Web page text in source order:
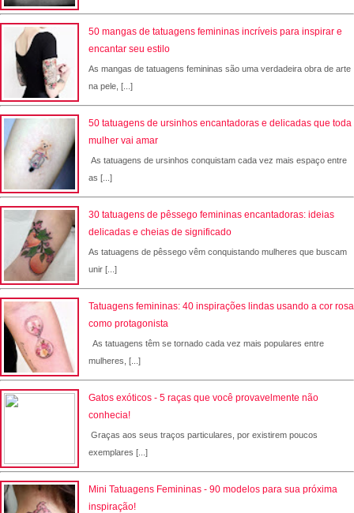
50 mangas de tatuagens femininas incríveis para inspirar e
encantar seu estilo
As mangas de tatuagens femininas são uma verdadeira obra de arte
na pele, [...]
50 tatuagens de ursinhos encantadoras e delicadas que toda
mulher vai amar
As tatuagens de ursinhos conquistam cada vez mais espaço entre
as [...]
30 tatuagens de pêssego femininas encantadoras: ideias
delicadas e cheias de significado
As tatuagens de pêssego vêm conquistando mulheres que buscam
unir [...]
Tatuagens femininas: 40 inspirações lindas usando a cor rosa
como protagonista
As tatuagens têm se tornado cada vez mais populares entre
mulheres, [...]
Gatos exóticos - 5 raças que você provavelmente não
conhecia!
Graças aos seus traços particulares, por existirem poucos
exemplares [...]
Mini Tatuagens Femininas - 90 modelos para sua próxima
inspiração!